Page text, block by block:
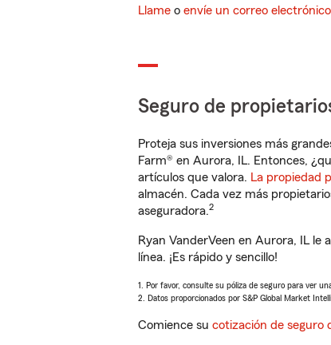
Llame o envíe un correo
Seguro de
Proteja sus inversiones más
Farm® en Aurora, IL. Entonces,
artículos que valora. La propiedad
almacén. Cada vez más
aseguradora.2
Ryan VanderVeen en Aurora, IL
línea. ¡Es rápido y sencillo!
1. Por favor, consulte su póliza de seguro para ver
2. Datos proporcionados por S&P Global Market
Comience su cotización de seguro